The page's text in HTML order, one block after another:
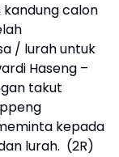
calon
/ lurah untuk
Haseng –
takut
kepada
lurah. (2R)